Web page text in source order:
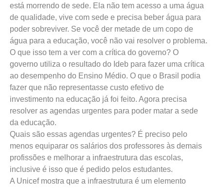
está morrendo de sede. Ela não tem acesso a uma água
de qualidade, vive com sede e precisa beber água para
poder sobreviver. Se você der metade de um copo de
água para a educação, você não vai resolver o problema.
O que isso tem a ver com a crítica do governo? O
governo utiliza o resultado do Ideb para fazer uma crítica
ao desempenho do Ensino Médio. O que o Brasil podia
fazer que não representasse custo efetivo de
investimento na educação já foi feito. Agora precisa
resolver as agendas urgentes para poder matar a sede
da educação.
Quais são essas agendas urgentes? É preciso pelo
menos equiparar os salários dos professores às demais
profissões e melhorar a infraestrutura das escolas,
inclusive é isso que é pedido pelos estudantes.
A Unicef mostra que a infraestrutura é um elemento